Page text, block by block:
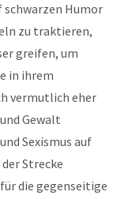
schwarzen Humor
zu traktieren,
greifen, um
in ihrem
vermutlich eher
Gewalt
Sexismus auf
Strecke
die gegenseitige